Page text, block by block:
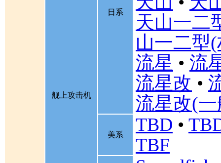
舰上攻击机
日系
天山一二
山一二型
流星 • 流
流星改 •
流星改(
美系 TBD •
TBF